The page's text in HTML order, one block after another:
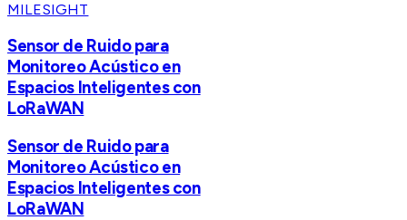
MILESIGHT
Sensor de Ruido para
Monitoreo Acústico en
Espacios Inteligentes con
LoRaWAN
Sensor de Ruido para
Monitoreo Acústico en
Espacios Inteligentes con
LoRaWAN